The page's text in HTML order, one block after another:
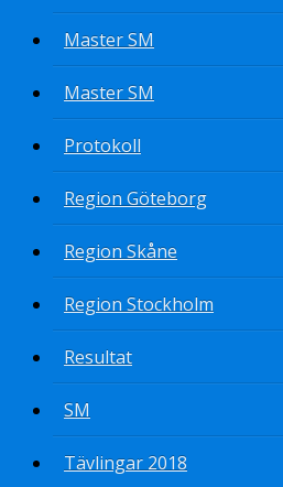
Master SM
Master SM
Protokoll
Region Göteborg
Region Skåne
Region Stockholm
Resultat
SM
Tävlingar 2018